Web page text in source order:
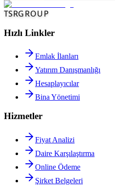
TSRGROUP
Hızlı Linkler
Emlak İlanları
Yatırım Danışmanlığı
Hesaplayıcılar
Bina Yönetimi
Hizmetler
Fiyat Analizi
Daire Karşılaştırma
Online Ödeme
Şirket Belgeleri